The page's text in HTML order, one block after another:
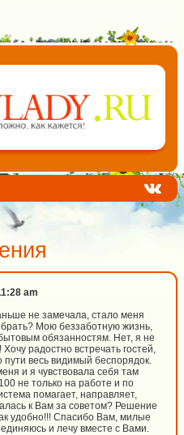
am
не замечала, стало меня
Мою беззаботную жизнь,
обязанностям. Нет, я не
радостно встречать гостей,
пути весь видимый беспорядок.
и я чувствовала себя там
не только на работе и по
помагает, направляет,
к Вам за советом? Решение
удобно!!! Спасибо Вам, милые
и лечу вместе с Вами.